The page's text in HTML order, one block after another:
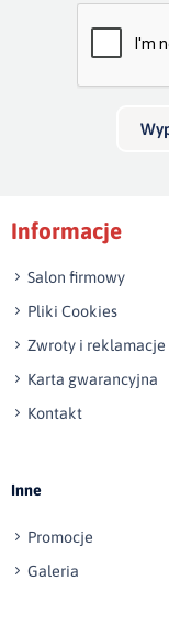
skrzynia na
Twoja
Wyślij opinię
Informacje
Salon firmowy
Pliki Cookies
Zwroty i reklamacje
Karta gwarancyjna
Kontakt
Inne
Promocje
Galeria